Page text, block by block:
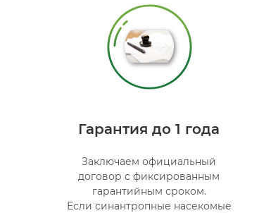
Гарантия до 1 года
Заключаем официальный
договор с фиксированным
гарантийным сроком.
Если синантропные насекомые